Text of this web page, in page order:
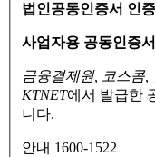
법인공동인증서 인증
사업자용 공동인증
금융결제원, 코스콤,
KTNET에서 발급한
니다.
안내 1600-1522